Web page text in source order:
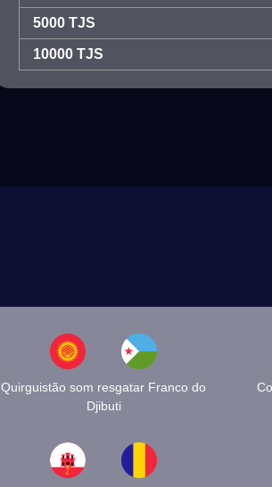
5000 TJS
10000 TJS
Quirguistão som resgatar Franco do
Djibuti